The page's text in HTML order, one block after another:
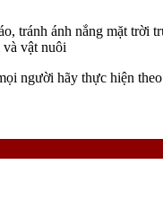
tránh ánh nắng mặt trời
và vật nuôi
người hãy thực hiện